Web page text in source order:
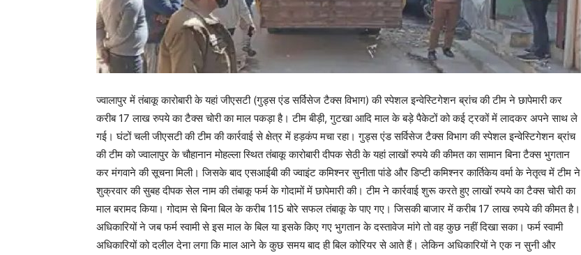
ज्वालापुर में तंबाकू कारोबारी के यहां जीएसटी (गुड्स एंड सर्विसेज टैक्स विभाग) की स्पेशल इन्वेस्टिगेशन ब्रांच की टीम ने छापेमारी कर
करीब 17 लाख रुपये का टैक्स चोरी का माल पकड़ा है। टीम बीड़ी, गुटखा आदि माल के बड़े पैकेटों को कई ट्रकों में लादकर अपने साथ ले
गई। घंटों चली जीएसटी की टीम की कार्रवाई से क्षेत्र में हड़कंप मचा रहा। गुड्स एंड सर्विसेज टैक्स विभाग की स्पेशल इन्वेस्टिगेशन ब्रांच
की टीम को ज्वालापुर के चौहानान मोहल्ला स्थित तंबाकू कारोबारी दीपक सेठी के यहां लाखों रुपये की कीमत का सामान बिना टैक्स भुगतान
कर मंगवाने की सूचना मिली। जिसके बाद एसआईबी की ज्वाइंट कमिश्नर सुनीता पांडे और डिप्टी कमिश्नर कार्तिकेय वर्मा के नेतृत्व में टीम ने
शुक्रवार की सुबह दीपक सेल नाम की तंबाकू फर्म के गोदामों में छापेमारी की। टीम ने कार्रवाई शुरू करते हुए लाखों रुपये का टैक्स चोरी का
माल बरामद किया। गोदाम से बिना बिल के करीब 115 बोरे सफल तंबाकू के पाए गए। जिसकी बाजार में करीब 17 लाख रुपये की कीमत है।
अधिकारियों ने जब फर्म स्वामी से इस माल के बिल या इसके किए गए भुगतान के दस्तावेज मांगे तो वह कुछ नहीं दिखा सका। फर्म स्वामी
अधिकारियों को दलील देना लगा कि माल आने के कुछ समय बाद ही बिल कोरियर से आते हैं। लेकिन अधिकारियों ने एक न सुनी और